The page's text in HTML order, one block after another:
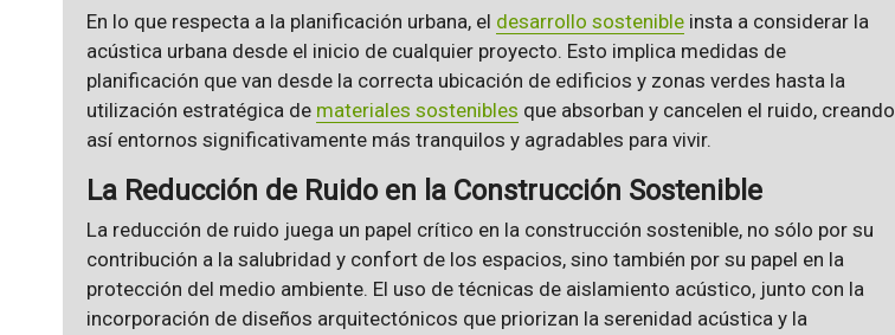
En lo que respecta a la planificación urbana, el desarrollo sostenibleinsta a considerar la
acústica urbana desde el inicio de cualquier proyecto. Esto implica medidas de
planificación que van desde la correcta ubicación de edificios y zonas verdes hasta la
utilización estratégica de materiales sostenibles que absorban y cancelen el ruido, creando
así entornos significativamente más tranquilos y agradables para vivir.
La Reducción de Ruido en la Construcción Sostenible
La reducción de ruido juega un papel crítico en la construcción sostenible, no sólo por su
contribución a la salubridad y confort de los espacios, sino también por su papel en la
protección del medio ambiente. El uso de técnicas de aislamiento acústico, junto con la
incorporación de diseños arquitectónicos que priorizan la serenidad acústica y la